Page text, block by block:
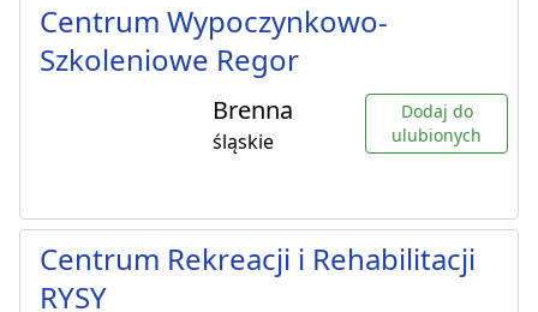
Centrum Wypoczynkowo-
Szkoleniowe Regor
Brenna
śląskie
Dodaj do
ulubionych
Centrum Rekreacji i Rehabilitacji
RYSY